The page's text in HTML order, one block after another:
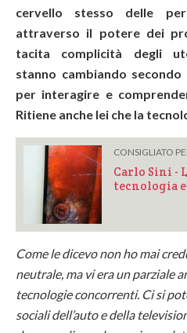
cervello stesso delle
attraverso il potere dei
tacita complicità degli
stanno cambiando
per interagire e
Ritiene anche lei che la
CONSIGLIATO
Carlo Sini -
tecnologia
Come le dicevo non ho mai
neutrale, ma vi era un parziale
tecnologie concorrenti. Ci si
sociali dell’auto e della